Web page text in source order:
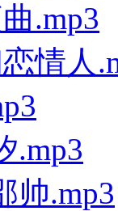
.mp3
情人
.mp3
帅.mp3